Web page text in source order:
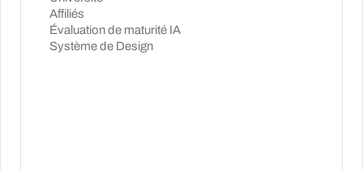
Affiliés
Évaluation de maturité IA
Système de Design